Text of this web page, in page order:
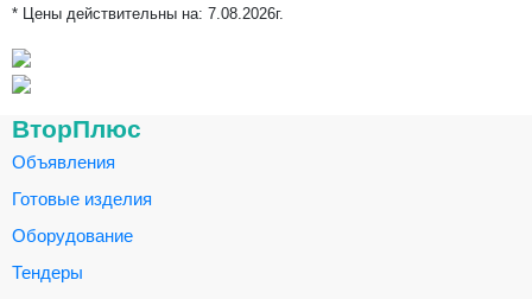
* Цены действительны на: 7.08.2026г.
ВторПлюс
Объявления
Готовые изделия
Оборудование
Тендеры